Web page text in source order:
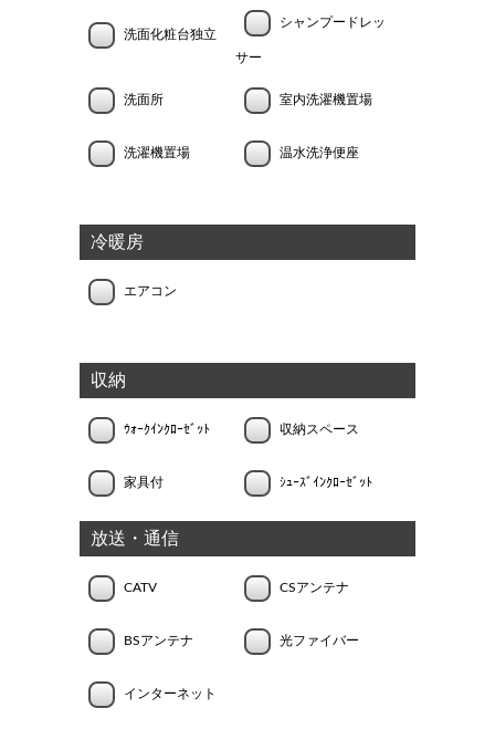
洗面化粧台独立
シャンプードレッ
サー
洗面所 室内洗濯機置場
洗濯機置場 温水洗浄便座
冷暖房
エアコン
収納
ｳｫｰｸｲﾝｸﾛｰｾﾞｯﾄ 収納スペース
家具付 ｼｭｰｽﾞｲﾝｸﾛｰｾﾞｯﾄ
放送・通信
CATV CSアンテナ
BSアンテナ 光ファイバー
インターネット